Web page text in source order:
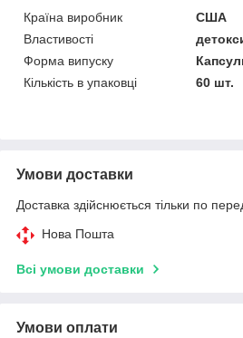
Країна виробник
США
Властивості
Форма випуску
Кількість в упаковці
60 шт.
Умови доставки
Доставка здійснюється тільки по
Нова Пошта
Всі умови доставки
Умови оплати